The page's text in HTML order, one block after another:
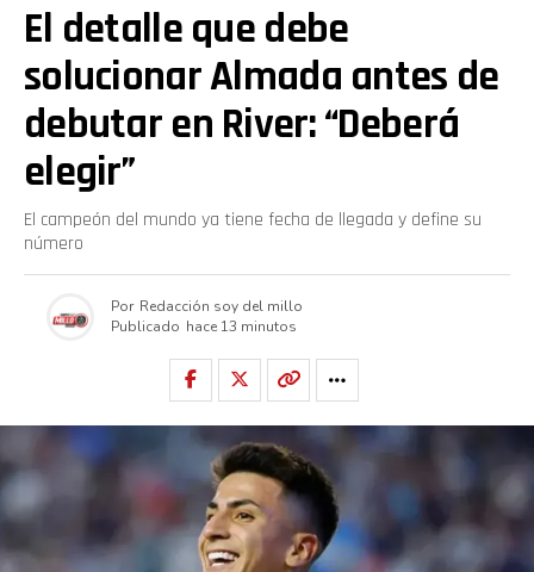
El detalle que debe
solucionar Almada antes de
debutar en River: “Deberá
elegir”
El campeón del mundo ya tiene fecha de llegada y define su
número
Por Redacción soy del millo
Publicado hace 13 minutos